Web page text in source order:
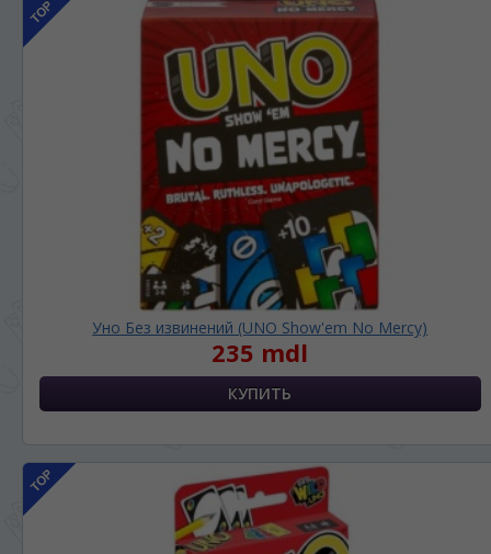
Уно Без извинений (UNO Show'em No Mercy)
235 mdl